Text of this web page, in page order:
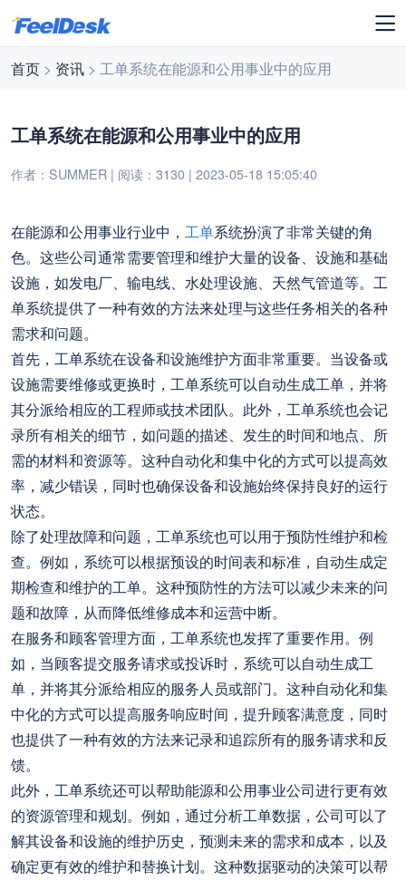
首页 > 资讯 > 工单系统在能源和公用事业中的应用
工单系统在能源和公用事业中的应用
作者：SUMMER | 阅读：3130 | 2023-05-18 15:05:40
在能源和公用事业行业中，工单系统扮演了非常关键的角
色。这些公司通常需要管理和维护大量的设备、设施和基础
设施，如发电厂、输电线、水处理设施、天然气管道等。工
单系统提供了一种有效的方法来处理与这些任务相关的各种
需求和问题。
首先，工单系统在设备和设施维护方面非常重要。当设备或
设施需要维修或更换时，工单系统可以自动生成工单，并将
其分派给相应的工程师或技术团队。此外，工单系统也会记
录所有相关的细节，如问题的描述、发生的时间和地点、所
需的材料和资源等。这种自动化和集中化的方式可以提高效
率，减少错误，同时也确保设备和设施始终保持良好的运行
状态。
除了处理故障和问题，工单系统也可以用于预防性维护和检
查。例如，系统可以根据预设的时间表和标准，自动生成定
期检查和维护的工单。这种预防性的方法可以减少未来的问
题和故障，从而降低维修成本和运营中断。
在服务和顾客管理方面，工单系统也发挥了重要作用。例
如，当顾客提交服务请求或投诉时，系统可以自动生成工
单，并将其分派给相应的服务人员或部门。这种自动化和集
中化的方式可以提高服务响应时间，提升顾客满意度，同时
也提供了一种有效的方法来记录和追踪所有的服务请求和反
馈。
此外，工单系统还可以帮助能源和公用事业公司进行更有效
的资源管理和规划。例如，通过分析工单数据，公司可以了
解其设备和设施的维护历史，预测未来的需求和成本，以及
确定更有效的维护和替换计划。这种数据驱动的决策可以帮